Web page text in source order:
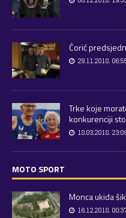
Ćorić
29.11.2018.
Trke koje
konkurenciji
18.03.2018.
MOTO SPORT
Monca ukida
16.12.2018.